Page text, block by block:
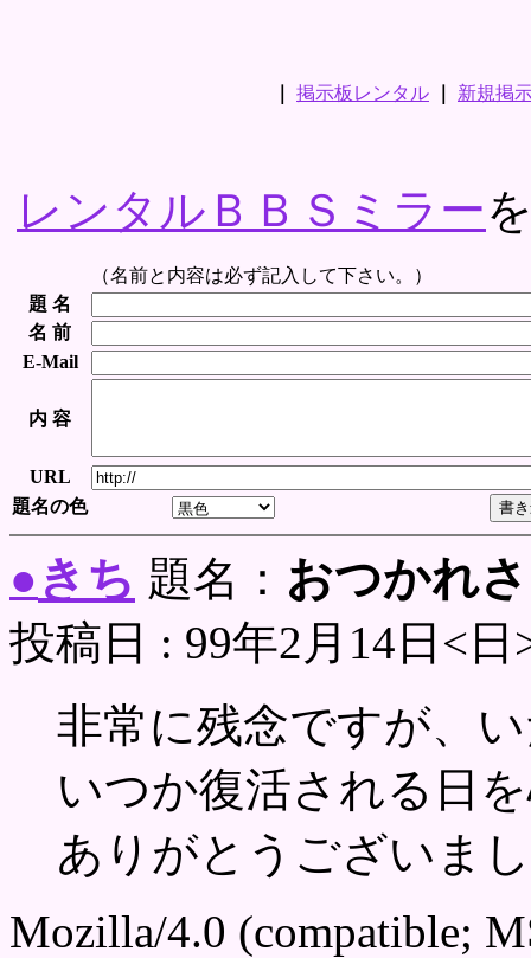
掲示板レンタル 新規掲
レンタルＢＢＳミラー
（名前と内容は必ず記入して下さい。）
題 名
名 前
E-Mail
内 容
URL
題名の色
● きち 題名： おつかれ
投稿日 : 99年2月14日<日
非常に残念ですが、
いつか復活される日
ありがとうございま
Mozilla/4.0 (compatible;